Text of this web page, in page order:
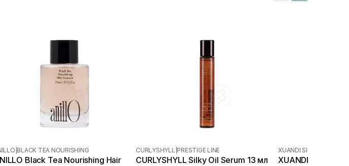
BLACK TEA NOURISHING
Black Tea Nourishing Hair
CURLYSHYLL PRESTIGE LINE
CURLYSHYLL Silky Oil Serum 13 мл
XUANDI SI
XUANDI SI